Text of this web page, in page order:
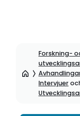
sidinnehåll
Forskning-
Intervjuer